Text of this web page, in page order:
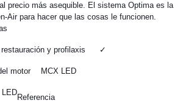
precio más asequible. El sistema Optima es la
Air para hacer que las cosas le funcionen.
y profilaxis ✓
motor MCX LED
LED
Referencia